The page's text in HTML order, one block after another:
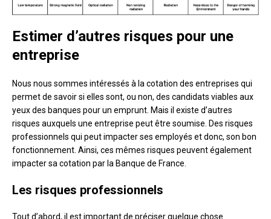
Estimer d’autres risques pour une
entreprise
Nous nous sommes intéressés à la cotation des entreprises qui
permet de savoir si elles sont, ou non, des candidats viables aux
yeux des banques pour un emprunt. Mais il existe d’autres
risques auxquels une entreprise peut être soumise. Des risques
professionnels qui peut impacter ses employés et donc, son bon
fonctionnement. Ainsi, ces mêmes risques peuvent également
impacter sa cotation par la Banque de France.
Les risques professionnels
Tout d’abord, il est important de préciser quelque chose